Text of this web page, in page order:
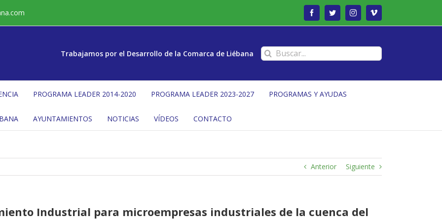
FacebookTwitterInstagramVimeo
Trabajamos por el Desarrollo de la Comarca de Liébana Buscar:
PROGRAMA LEADER 2014-2020 PROGRAMA LEADER 2023-2027 PROGRAMAS Y AYUDAS
AYUNTAMIENTOS NOTICIAS VÍDEOS CONTACTO
Anterior Siguiente
Industrial para microempresas industriales de la cuenca del